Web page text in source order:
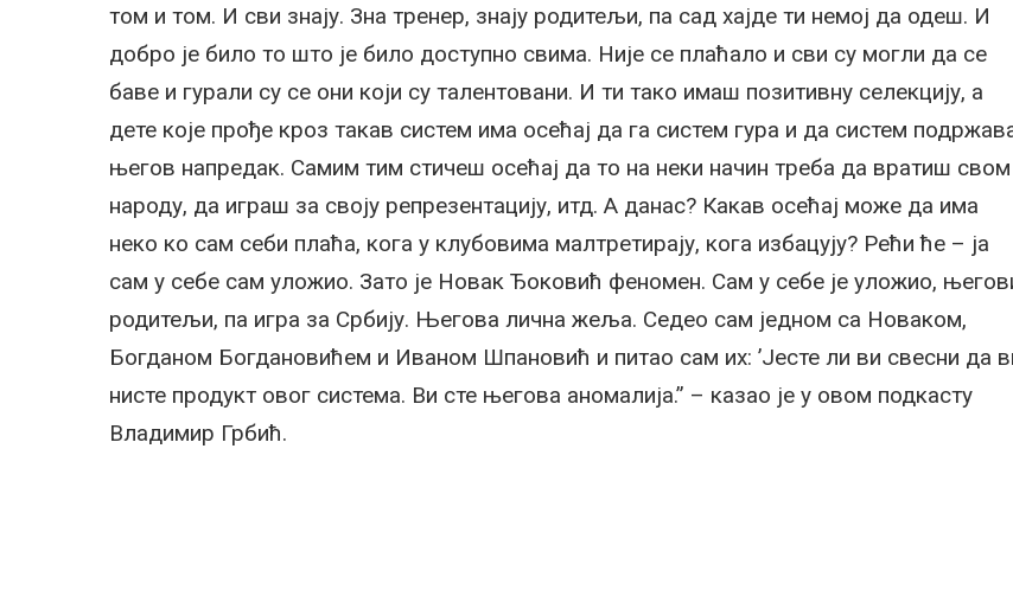
том и том. И сви знају. Зна тренер, знају родитељи, па сад хајде ти немој да одеш. И
добро је било то што је било доступно свима. Није се плаћало и сви су могли да се
баве и гурали су се они који су талентовани. И ти тако имаш позитивну селекцију, а
дете које прође кроз такав систем има осећај да га систем гура и да систем
његов напредак. Самим тим стичеш осећај да то на неки начин треба да вратиш свом
народу, да играш за своју репрезентацију, итд. А данас? Какав осећај може да има
неко ко сам себи плаћа, кога у клубовима малтретирају, кога избацују? Рећи ће – ја
сам у себе сам уложио. Зато је Новак Ђоковић феномен. Сам у себе је уложио,
родитељи, па игра за Србију. Његова лична жеља. Седео сам једном са Новаком,
Богданом Богдановићем и Иваном Шпановић и питао сам их: ’Јесте ли ви свесни да
нисте продукт овог система. Ви сте његова аномалија.” – казао је у овом подкасту
Владимир Грбић.